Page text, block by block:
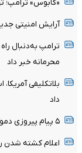
«کابوس» ترامپ؛
آرایش امنیتی
ترامپ به‌دنبال
محرمانه خبر داد
بلاتکلیفی
داد
۵ پیام پیروزی دموکرات‌ها در انتخابات مقدماتی سنا
اعلام کشته